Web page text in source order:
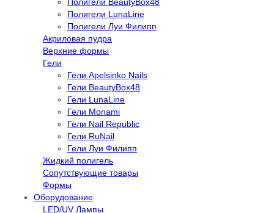
Полигели BeautyBox48
Полигели LunaLine
Полигели Луи Филипп
Акриловая пудра
Верхние формы
Гели
Гели Apelsinko Nails
Гели BeautyBox48
Гели LunaLine
Гели Monami
Гели Nail Republic
Гели RuNail
Гели Луи Филипп
Жидкий полигель
Сопутствующие товары
Формы
Оборудование
LED/UV Лампы